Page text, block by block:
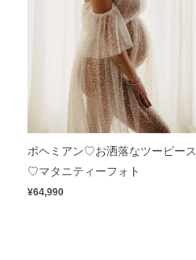
ボヘミアン♡お洒落なツーピース
♡マタニティーフォト
¥64,990